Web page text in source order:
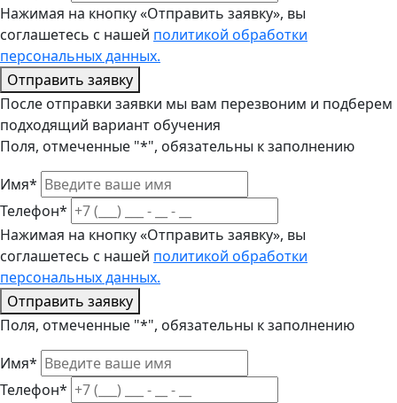
Нажимая на кнопку «Отправить заявку», вы
соглашетесь с нашей политикой обработки
персональных данных.
Отправить заявку
После отправки заявки мы вам перезвоним и подберем
подходящий вариант обучения
Поля, отмеченные "*", обязательны к заполнению
Имя*
Телефон*
Нажимая на кнопку «Отправить заявку», вы
соглашетесь с нашей политикой обработки
персональных данных.
Отправить заявку
Поля, отмеченные "*", обязательны к заполнению
Имя*
Телефон*